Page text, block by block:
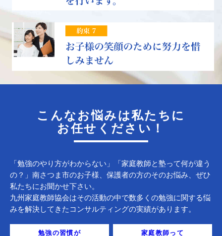
こんなお悩みは私たちに
お任せください！
「勉強のやり方がわからない」「家庭教師と塾って何が違う
の？」南さつま市のお子様、保護者の方のそのお悩み、ぜひ
私たちにお聞かせ下さい。
九州家庭教師協会はその活動の中で数多くの勉強に関する悩
みを解決してきたコンサルティングの実績があります。
勉強の習慣が 家庭教師って